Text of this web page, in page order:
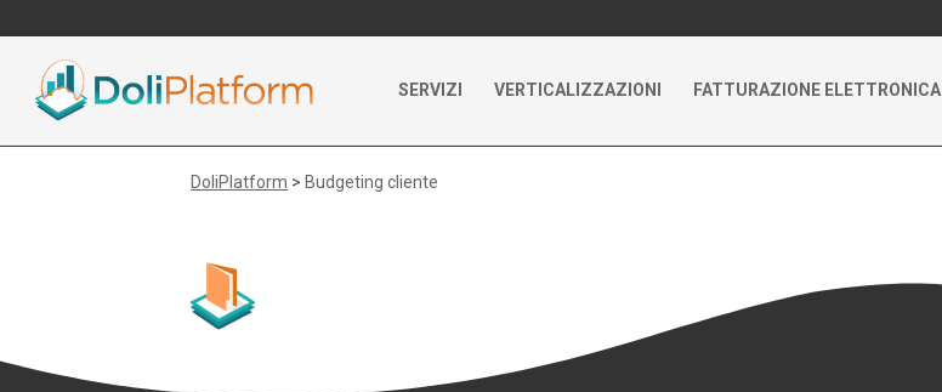
SERVIZI VERTICALIZZAZIONI FATTURAZIONE ELETTRONICA
DoliPlatform > Budgeting cliente